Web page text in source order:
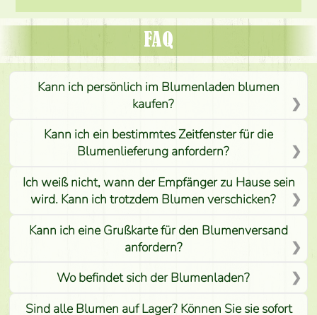
FAQ
Kann ich persönlich im Blumenladen blumen
kaufen?
Kann ich ein bestimmtes Zeitfenster für die
Blumenlieferung anfordern?
Ich weiß nicht, wann der Empfänger zu Hause sein
wird. Kann ich trotzdem Blumen verschicken?
Kann ich eine Grußkarte für den Blumenversand
anfordern?
Wo befindet sich der Blumenladen?
Sind alle Blumen auf Lager? Können Sie sie sofort